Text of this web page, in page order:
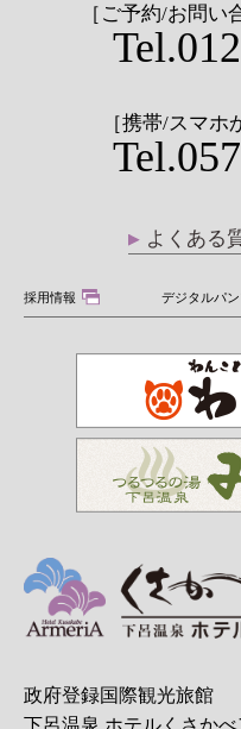
［ご予約/お問い
［携帯/スマホ
よくある
採用情報 デジタルパ
政府登録国際観光旅館
下呂温泉 ホテルくさか